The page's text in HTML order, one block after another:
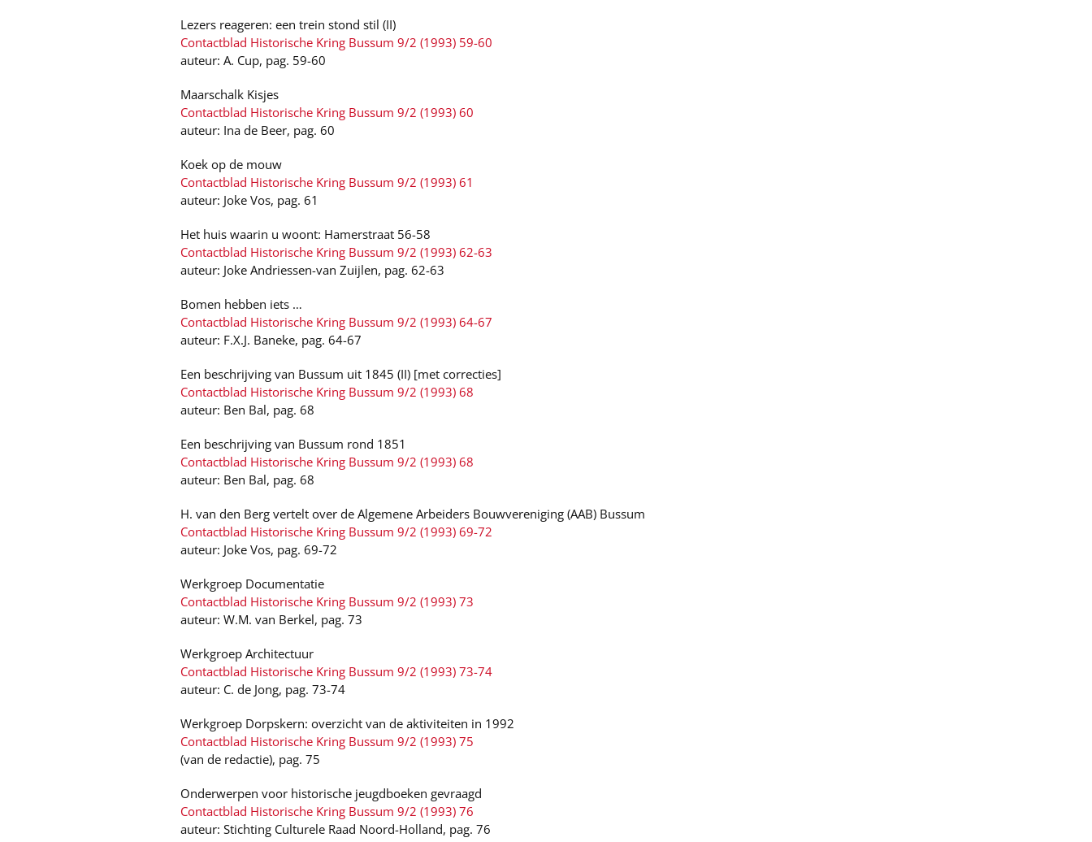
Lezers reageren: een trein stond stil (II)
Contactblad Historische Kring Bussum 9/2 (1993) 59-60
auteur: A. Cup, pag. 59-60
Maarschalk Kisjes
Contactblad Historische Kring Bussum 9/2 (1993) 60
auteur: Ina de Beer, pag. 60
Koek op de mouw
Contactblad Historische Kring Bussum 9/2 (1993) 61
auteur: Joke Vos, pag. 61
Het huis waarin u woont: Hamerstraat 56-58
Contactblad Historische Kring Bussum 9/2 (1993) 62-63
auteur: Joke Andriessen-van Zuijlen, pag. 62-63
Bomen hebben iets …
Contactblad Historische Kring Bussum 9/2 (1993) 64-67
auteur: F.X.J. Baneke, pag. 64-67
Een beschrijving van Bussum uit 1845 (II) [met correcties]
Contactblad Historische Kring Bussum 9/2 (1993) 68
auteur: Ben Bal, pag. 68
Een beschrijving van Bussum rond 1851
Contactblad Historische Kring Bussum 9/2 (1993) 68
auteur: Ben Bal, pag. 68
H. van den Berg vertelt over de Algemene Arbeiders Bouwvereniging (AAB) Bussum
Contactblad Historische Kring Bussum 9/2 (1993) 69-72
auteur: Joke Vos, pag. 69-72
Werkgroep Documentatie
Contactblad Historische Kring Bussum 9/2 (1993) 73
auteur: W.M. van Berkel, pag. 73
Werkgroep Architectuur
Contactblad Historische Kring Bussum 9/2 (1993) 73-74
auteur: C. de Jong, pag. 73-74
Werkgroep Dorpskern: overzicht van de aktiviteiten in 1992
Contactblad Historische Kring Bussum 9/2 (1993) 75
(van de redactie), pag. 75
Onderwerpen voor historische jeugdboeken gevraagd
Contactblad Historische Kring Bussum 9/2 (1993) 76
auteur: Stichting Culturele Raad Noord-Holland, pag. 76